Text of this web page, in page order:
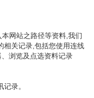
网站之路径等资料,我们
相关记录,包括您使用连线
浏览及点选资料记录
录。